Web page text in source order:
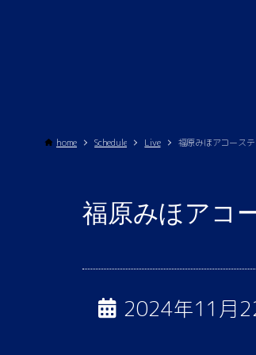
home Schedule Live 福原みほアコース
福原みほアコ
2024年11月